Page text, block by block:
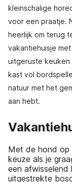
kleinschalige
voor een praatje.
heerlijk om terug
vakantiehuisje
uitgeruste keuken
kast vol
natuur met het
aan hebt.
Met de hond op
keuze als je
een afwisselend
uitgestrekte